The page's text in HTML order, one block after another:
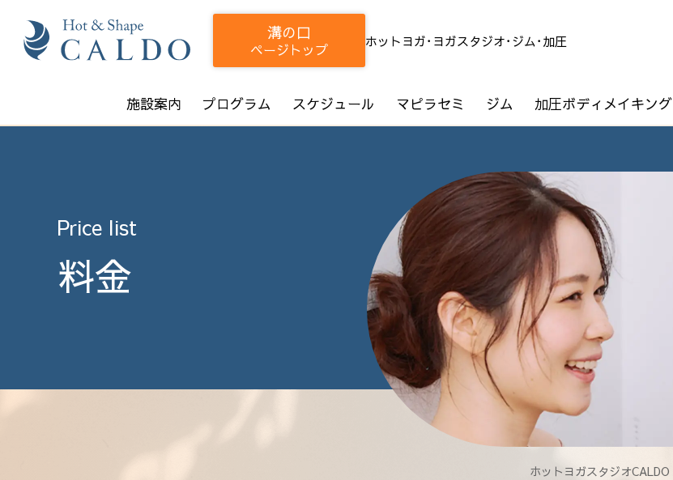
溝の口
ページトップ
ホットヨガ･ヨガスタジオ･ジム･加圧
施設案内 プログラム スケジュール マピラセミ ジム 加圧ボディメイキング
Price list
料金
ホットヨガスタジオCALDO